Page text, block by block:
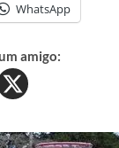
WhatsApp
amigo: